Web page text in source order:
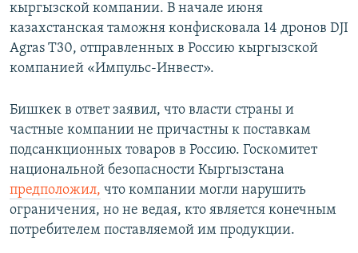
кыргызской компании. В начале июня
казахстанская таможня конфисковала 14 дронов DJI
Agras T30, отправленных в Россию кыргызской
компанией «Импульс-Инвест».
Бишкек в ответ заявил, что власти страны и
частные компании не причастны к поставкам
подсанкционных товаров в Россию. Госкомитет
национальной безопасности Кыргызстана
предположил, что компании могли нарушить
ограничения, но не ведая, кто является конечным
потребителем поставляемой им продукции.